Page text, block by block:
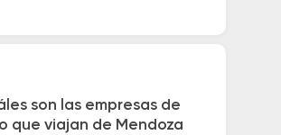
son las empresas de
que viajan de Mendoza